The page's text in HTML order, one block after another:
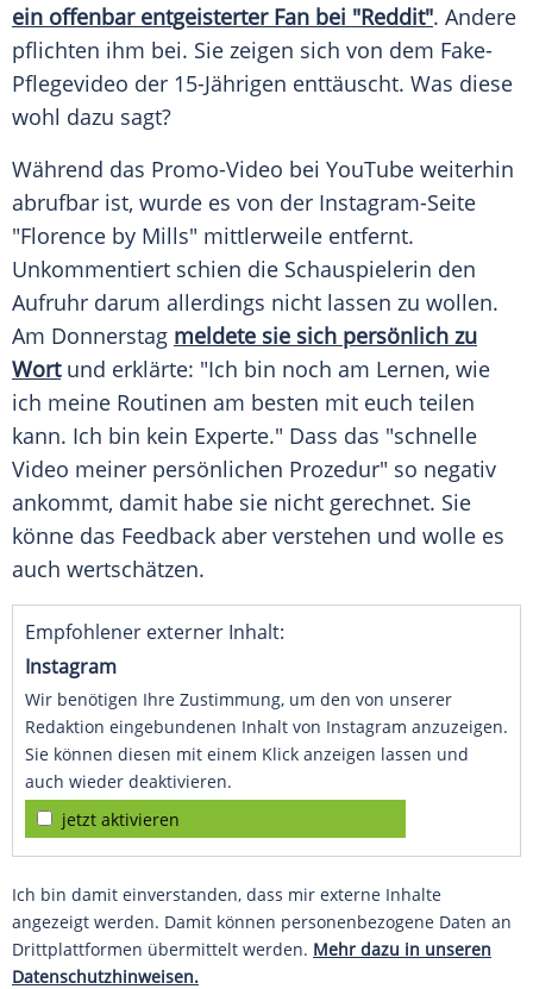
ein offenbar entgeisterter Fan bei "Reddit". Andere
pflichten ihm bei. Sie zeigen sich von dem Fake-
Pflegevideo der 15-Jährigen enttäuscht. Was diese
wohl dazu sagt?
Während das Promo-Video bei YouTube weiterhin
abrufbar ist, wurde es von der Instagram-Seite
"Florence by Mills" mittlerweile entfernt.
Unkommentiert schien die Schauspielerin den
Aufruhr darum allerdings nicht lassen zu wollen.
Am Donnerstag meldete sie sich persönlich zu
Wortund erklärte: "Ich bin noch am Lernen, wie
ich meine Routinen am besten mit euch teilen
kann. Ich bin kein Experte." Dass das "schnelle
Video meiner persönlichen Prozedur" so negativ
ankommt, damit habe sie nicht gerechnet. Sie
könne das Feedback aber verstehen und wolle es
auch wertschätzen.
Empfohlener externer Inhalt:
Instagram
Wir benötigen Ihre Zustimmung, um den von unserer
Redaktion eingebundenen Inhalt von Instagram anzuzeigen.
Sie können diesen mit einem Klick anzeigen lassen und
auch wieder deaktivieren.
jetzt aktivieren
Ich bin damit einverstanden, dass mir externe Inhalte
angezeigt werden. Damit können personenbezogene Daten an
Drittplattformen übermittelt werden. Mehr dazu in unseren
Datenschutzhinweisen.